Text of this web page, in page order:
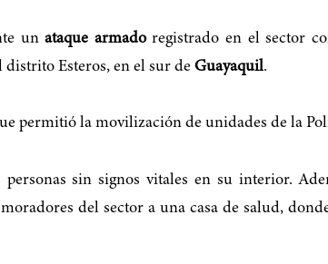
unataque armadoregistrado en el sector
distrito Esteros, en el sur de Guayaquil.
permitió la movilización de unidades de la
sin signos vitales en su interior.
del sector a una casa de salud,